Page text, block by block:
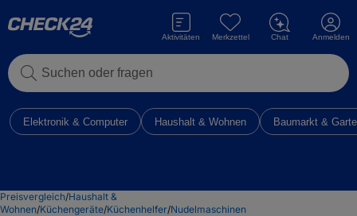
Suchen oder fragen
Aktivitäten Merkzettel Chat Anmelden
Elektronik & Computer Haushalt & Wohnen Baumarkt &
Preisvergleich/Haushalt &
Wohnen/Küchengeräte/Küchenhelfer/Nudelmaschinen